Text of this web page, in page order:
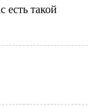
есть такой